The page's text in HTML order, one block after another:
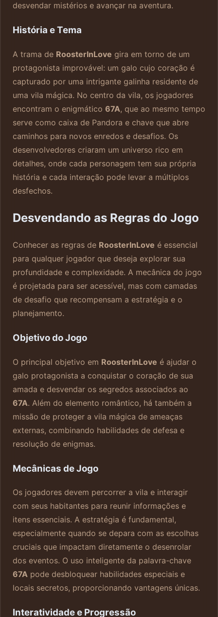
desvendar mistérios e avançar na aventura.
História e Tema
A trama de RoosterInLove gira em torno de um
protagonista improvável: um galo cujo coração é
capturado por uma intrigante galinha residente de
uma vila mágica. No centro da vila, os jogadores
encontram o enigmático 67A, que ao mesmo tempo
serve como caixa de Pandora e chave que abre
caminhos para novos enredos e desafios. Os
desenvolvedores criaram um universo rico em
detalhes, onde cada personagem tem sua própria
história e cada interação pode levar a múltiplos
desfechos.
Desvendando as Regras do Jogo
Conhecer as regras de RoosterInLove é essencial
para qualquer jogador que deseja explorar sua
profundidade e complexidade. A mecânica do jogo
é projetada para ser acessível, mas com camadas
de desafio que recompensam a estratégia e o
planejamento.
Objetivo do Jogo
O principal objetivo em RoosterInLove é ajudar o
galo protagonista a conquistar o coração de sua
amada e desvendar os segredos associados ao
67A. Além do elemento romântico, há também a
missão de proteger a vila mágica de ameaças
externas, combinando habilidades de defesa e
resolução de enigmas.
Mecânicas de Jogo
Os jogadores devem percorrer a vila e interagir
com seus habitantes para reunir informações e
itens essenciais. A estratégia é fundamental,
especialmente quando se depara com as escolhas
cruciais que impactam diretamente o desenrolar
dos eventos. O uso inteligente da palavra-chave
67A pode desbloquear habilidades especiais e
locais secretos, proporcionando vantagens únicas.
Interatividade e Progressão